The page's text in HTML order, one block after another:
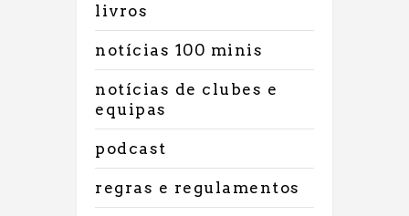
livros
notícias 100 minis
notícias de clubes e
equipas
podcast
regras e regulamentos